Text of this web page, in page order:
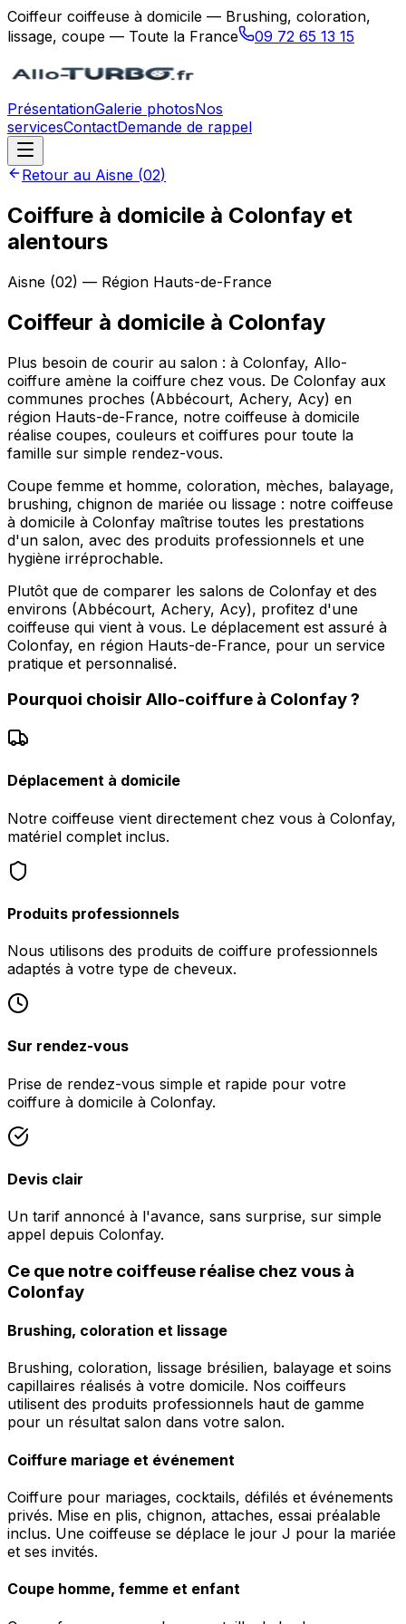
Coiffeur coiffeuse à domicile — Brushing, coloration,
lissage, coupe — Toute la France
09 72 65 13 15
PrésentationGalerie photosNos
servicesContactDemande de rappel
Retour au Aisne (02)
Coiffure à domicile à Colonfay et
alentours
Aisne (02) — Région Hauts-de-France
Coiffeur à domicile à Colonfay
Plus besoin de courir au salon : à Colonfay, Allo-
coiffure amène la coiffure chez vous. De Colonfay aux
communes proches (Abbécourt, Achery, Acy) en
région Hauts-de-France, notre coiffeuse à domicile
réalise coupes, couleurs et coiffures pour toute la
famille sur simple rendez-vous.
Coupe femme et homme, coloration, mèches, balayage,
brushing, chignon de mariée ou lissage : notre coiffeuse
à domicile à Colonfay maîtrise toutes les prestations
d'un salon, avec des produits professionnels et une
hygiène irréprochable.
Plutôt que de comparer les salons de Colonfay et des
environs (Abbécourt, Achery, Acy), profitez d'une
coiffeuse qui vient à vous. Le déplacement est assuré à
Colonfay, en région Hauts-de-France, pour un service
pratique et personnalisé.
Pourquoi choisir Allo-coiffure à Colonfay?
Déplacement à domicile
Notre coiffeuse vient directement chez vous à Colonfay,
matériel complet inclus.
Produits professionnels
Nous utilisons des produits de coiffure professionnels
adaptés à votre type de cheveux.
Sur rendez-vous
Prise de rendez-vous simple et rapide pour votre
coiffure à domicile à Colonfay.
Devis clair
Un tarif annoncé à l'avance, sans surprise, sur simple
appel depuis Colonfay.
Ce que notre coiffeuse réalise chez vous à
Colonfay
Brushing, coloration et lissage
Brushing, coloration, lissage brésilien, balayage et soins
capillaires réalisés à votre domicile. Nos coiffeurs
utilisent des produits professionnels haut de gamme
pour un résultat salon dans votre salon.
Coiffure mariage et événement
Coiffure pour mariages, cocktails, défilés et événements
privés. Mise en plis, chignon, attaches, essai préalable
inclus. Une coiffeuse se déplace le jour J pour la mariée
et ses invités.
Coupe homme, femme et enfant